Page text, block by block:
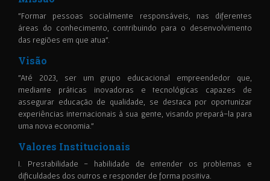
"Formar pessoas socialmente responsáveis, nas diferentes
áreas do conhecimento, contribuindo para o desenvolvimento
das regiões em que atua".
Visão
"Até 2023, ser um grupo educacional empreendedor que,
mediante práticas inovadoras e tecnológicas capazes de
assegurar educação de qualidade, se destaca por oportunizar
experiências internacionais à sua gente, visando prepará-la para
uma nova economia."
Valores Institucionais
I. Prestabilidade - habilidade de entender os problemas e
dificuldades dos outros e responder de forma positiva.